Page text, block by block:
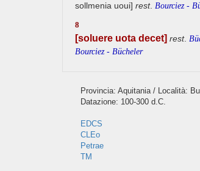
sollmenia uoui] rest. Bourciez -
8
[soluere uota decet] rest.
Bourciez - Bücheler
Provincia: Aquitania / Località:
Datazione: 100-300 d.C.
EDCS
CLEo
Petrae
TM